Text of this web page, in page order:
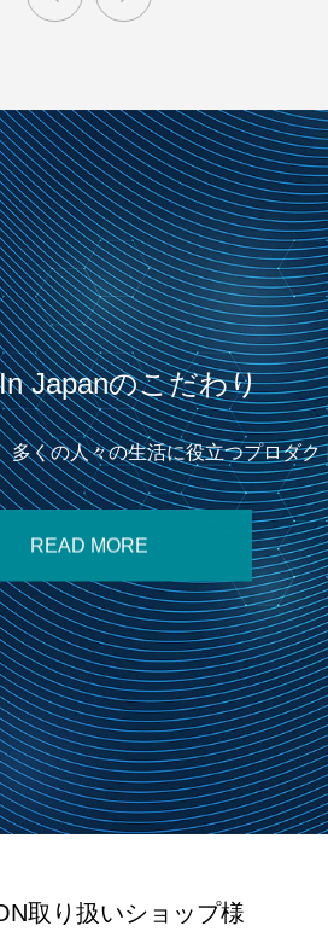
Japanのこだわり
くの人々の生活に役立つプロダ
READ MORE
取り扱いショップ様